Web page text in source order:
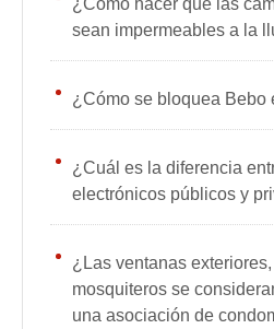
¿Cómo hacer que las
sean impermeables a la
¿Cómo se bloquea Bebo
¿Cuál es la diferencia
electrónicos públicos y
¿Las ventanas
mosquiteros se
una asociación de